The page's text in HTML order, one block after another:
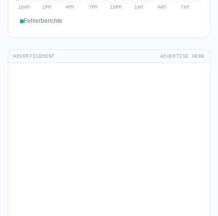
Fehlerberichte
ADVERTISEMENT ADVERTISE HERE